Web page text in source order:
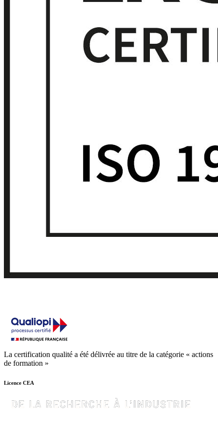
La certification qualité a été délivrée au titre de la catégorie « actions
de formation »
Licence CEA